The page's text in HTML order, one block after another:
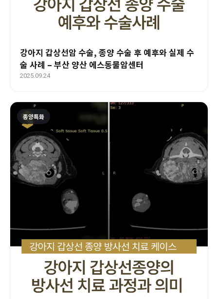
강아지 갑상선암 수술, 종양 수술 후 예후와 실제 수
술 사례 – 부산 양산 에스동물암센터
2025.09.24
종양특화